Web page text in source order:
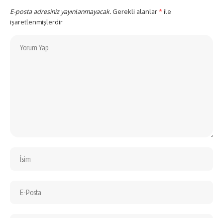
E-posta adresiniz yayınlanmayacak. Gerekli alanlar*ile
işaretlenmişlerdir